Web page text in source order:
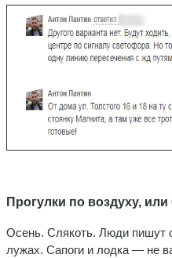
Прогулки по воздуху,
Осень. Слякоть. Люди пишут
лужах. Сапоги и лодка — не